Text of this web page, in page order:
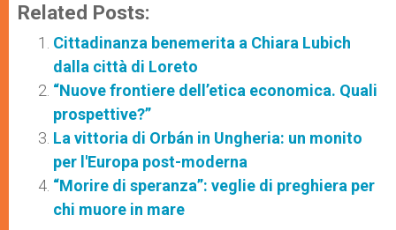
Related Posts:
Cittadinanza benemerita a Chiara Lubich
dalla città di Loreto
“Nuove frontiere dell’etica economica. Quali
prospettive?”
La vittoria di Orbán in Ungheria: un monito
per l'Europa post-moderna
“Morire di speranza”: veglie di preghiera per
chi muore in mare